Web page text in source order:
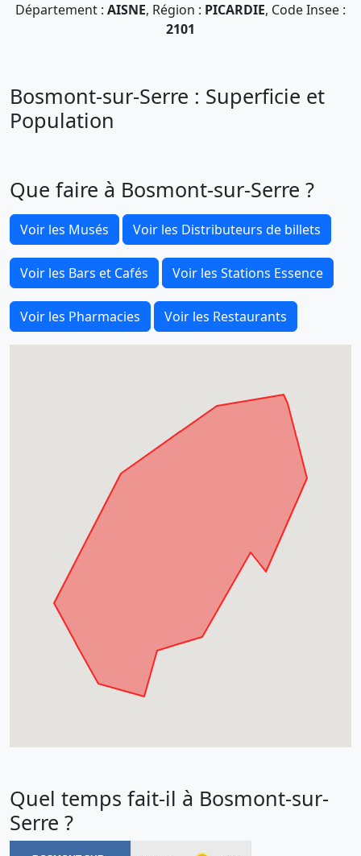
Département : AISNE, Région : PICARDIE, Code Insee :
2101
Bosmont-sur-Serre : Superficie et
Population
Que faire à Bosmont-sur-Serre ?
Voir les Musés Voir les Distributeurs de billets
Voir les Bars et Cafés Voir les Stations Essence
Voir les Pharmacies Voir les Restaurants
Quel temps fait-il à Bosmont-sur-
Serre ?